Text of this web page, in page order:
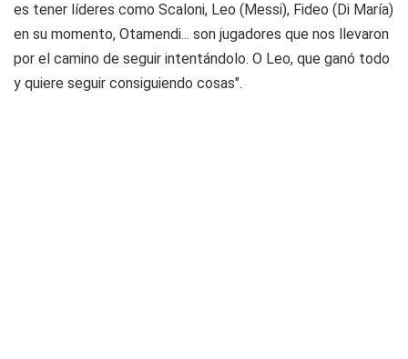
es tener líderes como Scaloni, Leo (Messi), Fideo (Di María)
en su momento, Otamendi... son jugadores que nos llevaron
por el camino de seguir intentándolo. O Leo, que ganó todo
y quiere seguir consiguiendo cosas".